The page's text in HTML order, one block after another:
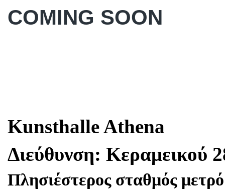
COMING SOON
Kunsthalle Athena
Διεύθυνση: Κεραμεικού
Πλησιέστερος σταθμός